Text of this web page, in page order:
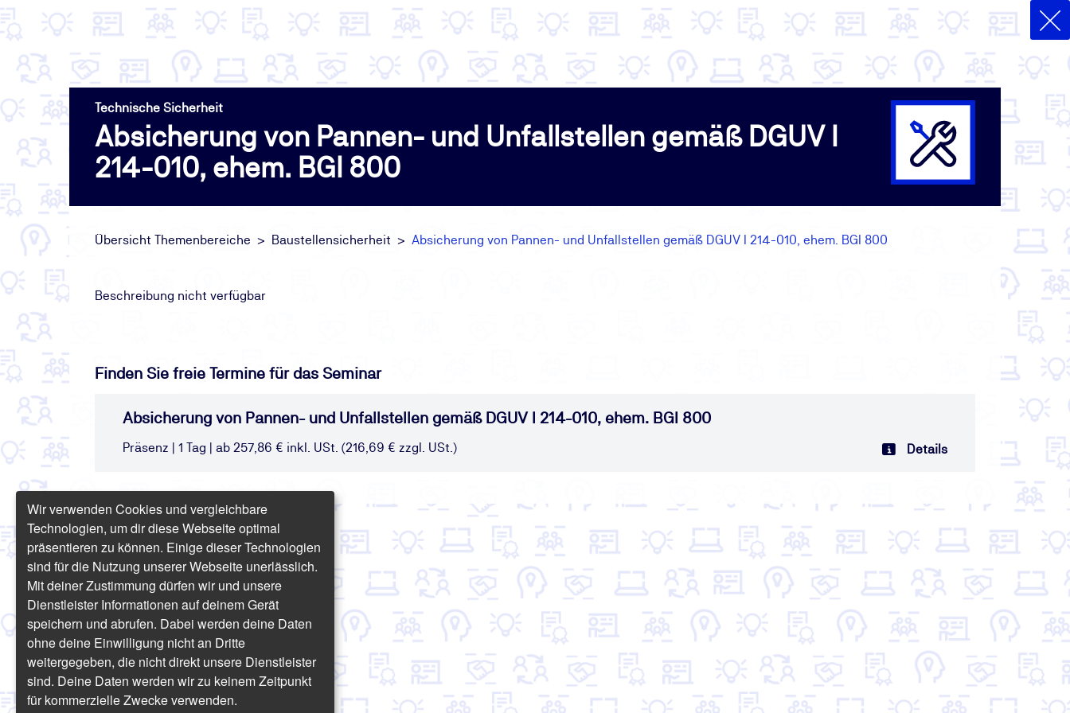
Technische Sicherheit
Absicherung von Pannen- und Unfallstellen gemäß DGUV I
214-010, ehem. BGI 800
Übersicht Themenbereiche Baustellensicherheit Absicherung von Pannen- und Unfallstellen gemäß DGUV I 214-010, ehem. BGI 800
Beschreibung nicht verfügbar
Finden Sie freie Termine für das Seminar
Absicherung von Pannen- und Unfallstellen gemäß DGUV I 214-010, ehem. BGI 800
Präsenz | 1 Tag | ab 257,86 € inkl. USt. (216,69 € zzgl. USt.) Details
Wir verwenden Cookies und vergleichbare
Technologien, um dir diese Webseite optimal
präsentieren zu können. Einige dieser Technologien
sind für die Nutzung unserer Webseite unerlässlich.
Mit deiner Zustimmung dürfen wir und unsere
Dienstleister Informationen auf deinem Gerät
speichern und abrufen. Dabei werden deine Daten
ohne deine Einwilligung nicht an Dritte
weitergegeben, die nicht direkt unsere Dienstleister
sind. Deine Daten werden wir zu keinem Zeitpunkt
für kommerzielle Zwecke verwenden.